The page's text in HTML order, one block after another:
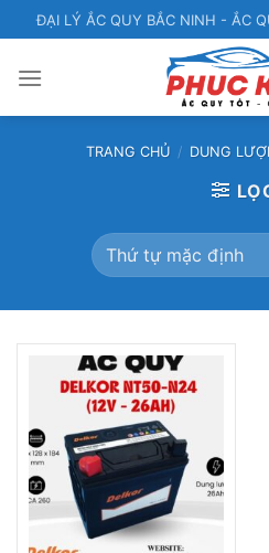
qua
nội
ĐẠI LÝ ẮC QUY BẮC NINH - ẮC
TRANG CHỦ / DUNG